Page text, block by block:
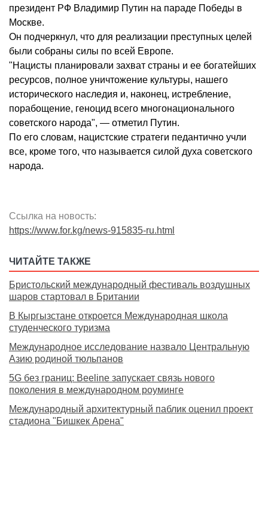
президент РФ Владимир Путин на параде Победы в
Москве.
Он подчеркнул, что для реализации преступных целей
были собраны силы по всей Европе.
"Нацисты планировали захват страны и ее богатейших
ресурсов, полное уничтожение культуры, нашего
исторического наследия и, наконец, истребление,
порабощение, геноцид всего многонационального
советского народа", — отметил Путин.
По его словам, нацистские стратеги педантично учли
все, кроме того, что называется силой духа советского
народа.
Ссылка на новость:
https://www.for.kg/news-915835-ru.html
ЧИТАЙТЕ ТАКЖЕ
Бристольский международный фестиваль воздушных
шаров стартовал в Британии
В Кыргызстане откроется Международная школа
студенческого туризма
Международное исследование назвало Центральную
Азию родиной тюльпанов
5G без границ: Beeline запускает связь нового
поколения в международном роуминге
Международный архитектурный паблик оценил проект
стадиона "Бишкек Арена"